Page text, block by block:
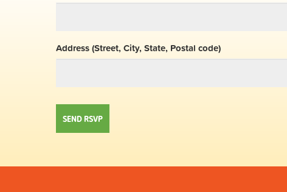
Address (Street, City, State, Postal code)